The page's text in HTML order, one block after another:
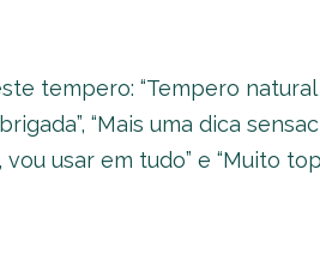
tempero: “Tempero natural
“Mais uma dica
vou usar em tudo” e “Muito